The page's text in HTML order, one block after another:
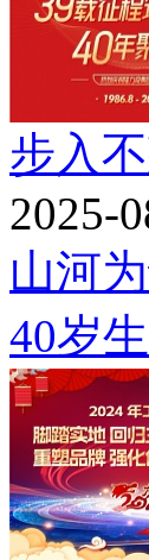
步入
2025-
山河
40岁